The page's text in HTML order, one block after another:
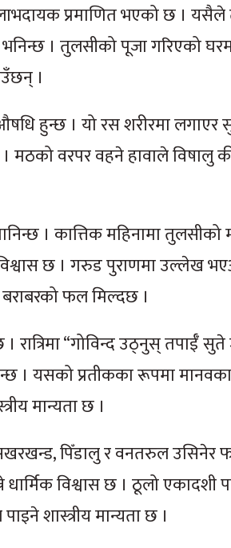
प्रमाणित भएको छ ।
। तुलसीको पूजा गरिएको
।
हुन्छ । यो रस शरीरमा लगाएर
वरपर वहने हावाले विषालु
। कात्तिक महिनामा तुलसीको
विश्वास छ । गरुड पुराणमा उल्लेख
बराबरको फल मिल्दछ ।
रात्रिमा “गोविन्द उठ्नुस् तपाईँ
। यसको प्रतीकका रूपमा
मान्यता छ ।
पिँडालु र वनतरुल उसिनेर
धार्मिक विश्वास छ । ठूलो एकादशी
शास्त्रीय मान्यता छ ।